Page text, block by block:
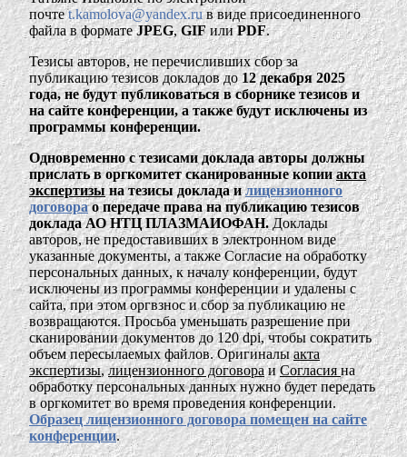
почтеt.kamolova@yandex.ruв виде присоединенного
файла в форматеJPEG,GIFилиPDF.
Тезисы авторов, не перечисливших сбор за
публикацию тезисов докладов до12 декабря 2025
года,не будут публиковаться в сборнике тезисов и
на сайте конференции, а также будут исключены из
программы конференции.
Одновременно с тезисами доклада авторы должны
прислать в оргкомитет сканированные копииакта
экспертизына тезисы доклада илицензионного
договорао передаче права на публикацию тезисов
доклада АО НТЦ ПЛАЗМАИОФАН.Доклады
авторов, не предоставивших в электронном виде
указанные документы, а также Согласие на обработку
персональных данных, к началу конференции, будут
исключены из программы конференции и удалены с
сайта, при этом оргвзнос и сбор за публикацию не
возвращаются. Просьба уменьшать разрешение при
сканировании документов до 120 dpi, чтобы сократить
объем пересылаемых файлов. Оригиналыакта
экспертизы,лицензионного договораиСогласияна
обработку персональных данных нужно будет передать
в оргкомитет во время проведения конференции.
Образец лицензионного договора помещен на сайте
конференции.